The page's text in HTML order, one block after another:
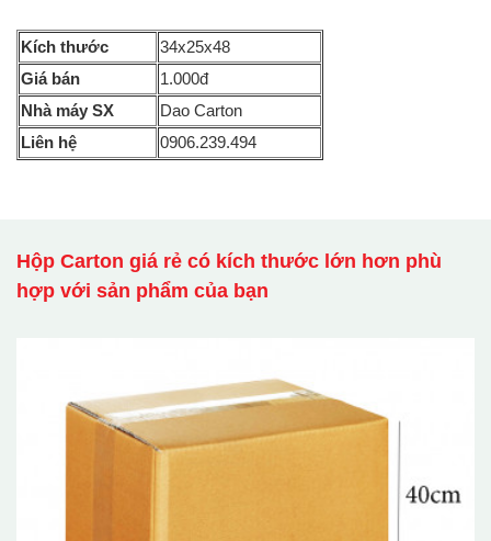
Kích thước
34x25x48
Giá bán
1.000đ
Nhà máy SX
Dao Carton
Liên hệ
0906.239.494
Hộp Carton giá rẻ có kích thước lớn hơn phù
hợp với sản phẩm của bạn